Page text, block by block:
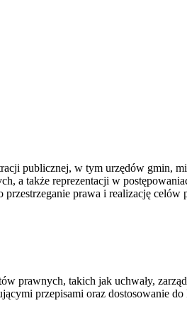
publicznej, w tym urzędów gmin,
a także reprezentacji w
przestrzeganie prawa i realizację celów
prawnych, takich jak uchwały,
przepisami oraz dostosowanie